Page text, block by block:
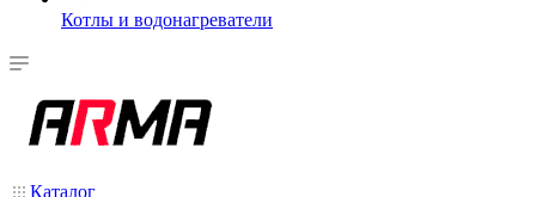
Котлы и водонагреватели
Каталог